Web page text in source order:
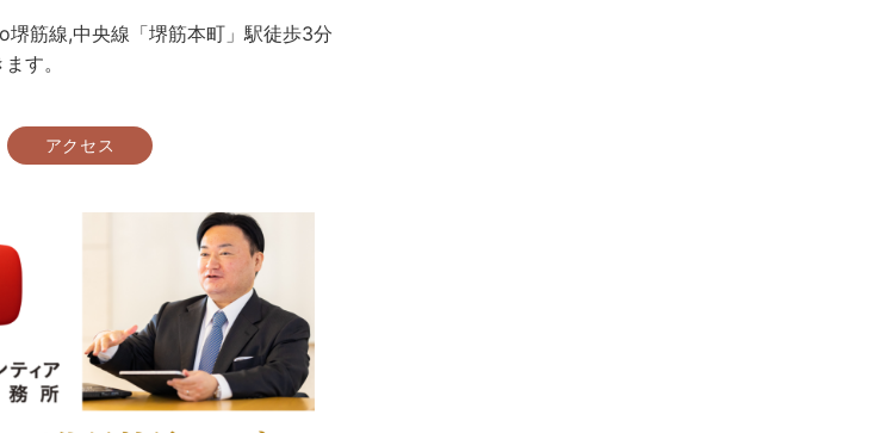
筋線,中央線「堺筋本町」駅徒歩3分
す。
アクセス